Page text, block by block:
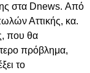
στα Dnews. Από
Αττικής, κα.
που θα
πρόβλημα,
το